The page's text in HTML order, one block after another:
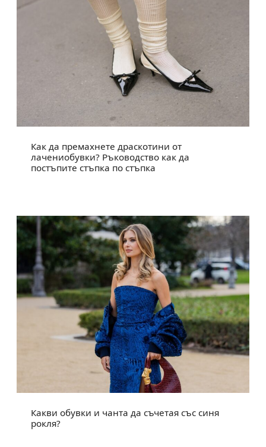
Как да премахнете драскотини от
лачениобувки? Ръководство как да
постъпите стъпка по стъпка
Какви обувки и чанта да съчетая със синя
рокля?